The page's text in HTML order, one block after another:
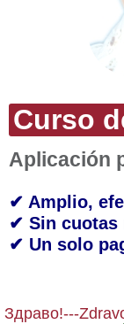
Curso
Aplicación
✔ Amplio,
✔ Sin cuotas
✔ Un solo
Здравo!---